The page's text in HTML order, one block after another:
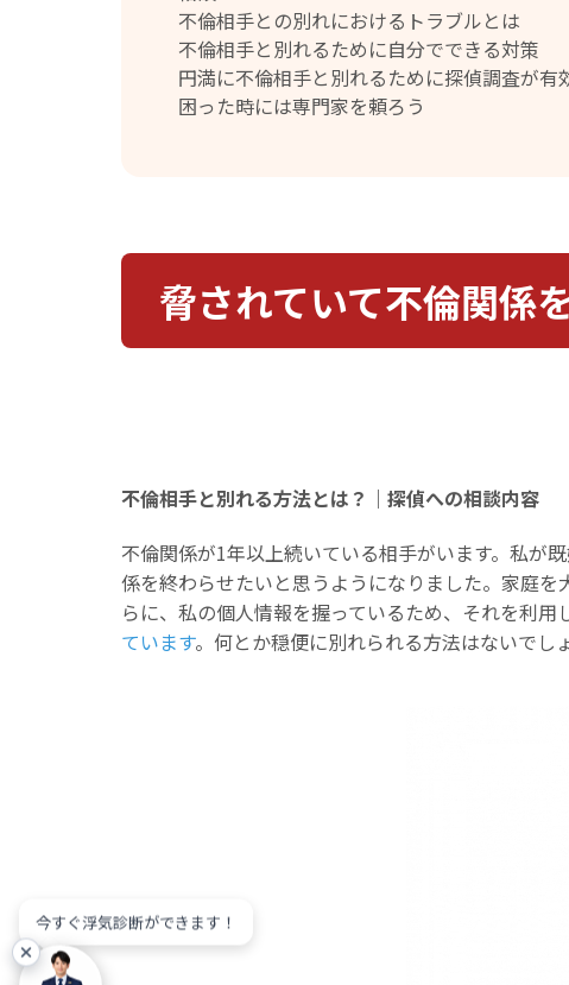
不倫相手との別れにおけるトラブルとは
不倫相手と別れるために自分でできる対策
円満に不倫相手と別れるために探偵調査が有
困った時には専門家を頼ろう
脅されていて不倫関係
不倫相手と別れる方法とは？｜探偵への相談内容
不倫関係が1年以上続いている相手がいます。私が
係を終わらせたいと思うようになりました。家庭
らに、私の個人情報を握っているため、それを利用
ています。何とか穏便に別れられる方法はないでし
今すぐ浮気診断ができます！